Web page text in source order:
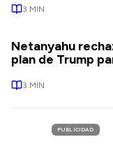
3 MIN
Netanyahu
plan de Trump
3 MIN
PUBLICIDAD